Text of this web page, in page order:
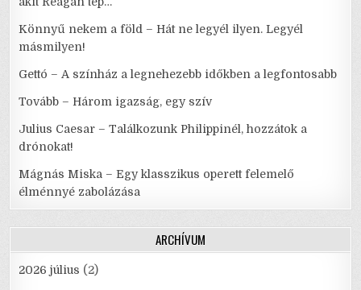
Könnyű nekem a föld – Hát ne legyél ilyen. Legyél
másmilyen!
Gettó – A színház a legnehezebb időkben a legfontosabb
Tovább – Három igazság, egy szív
Julius Caesar – Találkozunk Philippinél, hozzátok a
drónokat!
Mágnás Miska – Egy klasszikus operett felemelő
élménnyé zabolázása
ARCHÍVUM
2026 július (2)